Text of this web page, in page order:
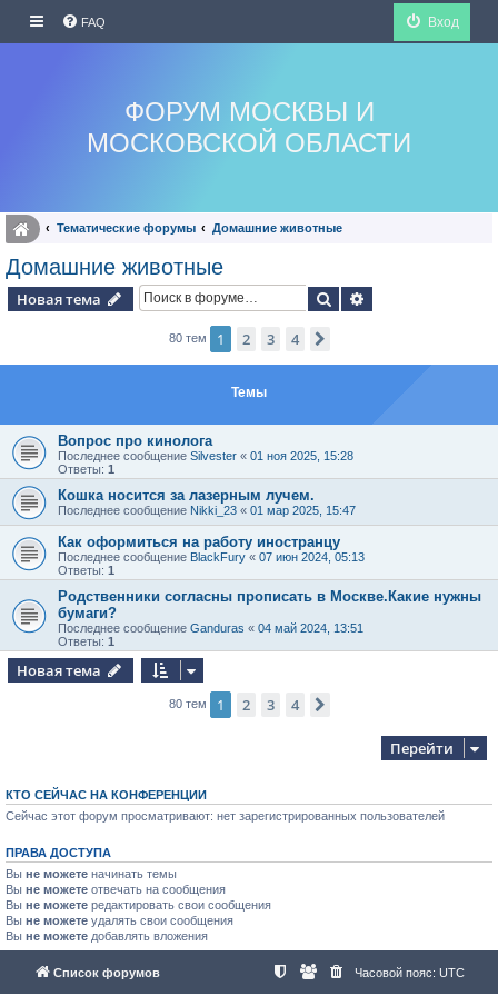
FAQ Вход
ФОРУМ МОСКВЫ И
МОСКОВСКОЙ ОБЛАСТИ
Тематические форумы Домашние животные
Домашние животные
Новая тема Поиск
80 тем 1 2 3 4
Темы
Вопрос про кинолога
Последнее сообщение Silvester « 01 ноя 2025, 15:28
Ответы: 1
Кошка носится за лазерным лучем.
Последнее сообщение Nikki_23 « 01 мар 2025, 15:47
Как оформиться на работу иностранцу
Последнее сообщение BlackFury « 07 июн 2024, 05:13
Ответы: 1
Родственники согласны прописать в Москве.Какие нужны
бумаги?
Последнее сообщение Ganduras « 04 май 2024, 13:51
Ответы: 1
Новая тема
80 тем 1 2 3 4
Перейти
КТО СЕЙЧАС НА КОНФЕРЕНЦИИ
Сейчас этот форум просматривают: нет зарегистрированных пользователей
ПРАВА ДОСТУПА
Вы не можете начинать темы
Вы не можете отвечать на сообщения
Вы не можете редактировать свои сообщения
Вы не можете удалять свои сообщения
Вы не можете добавлять вложения
Список форумов Часовой пояс: UTC